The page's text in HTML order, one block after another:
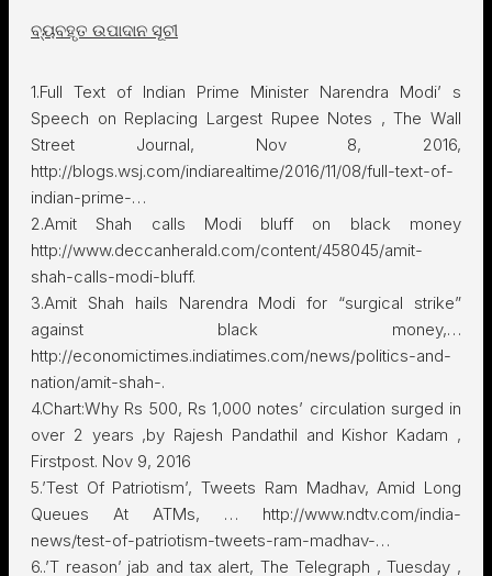
ବ୍ୟବହୃତ ଉପାଦାନ ସୂଚୀ
1.Full Text of Indian Prime Minister Narendra Modi’ s
Speech on Replacing Largest Rupee Notes , The Wall
Street Journal, Nov 8, 2016,
http://blogs.wsj.com/indiarealtime/2016/11/08/full-text-of-
indian-prime-…
2.Amit Shah calls Modi bluff on black money
http://www.deccanherald.com/content/458045/amit-
shah-calls-modi-bluff.
3.Amit Shah hails Narendra Modi for “surgical strike”
against black money,…
http://economictimes.indiatimes.com/news/politics-and-
nation/amit-shah-.
4.Chart:Why Rs 500, Rs 1,000 notes’ circulation surged in
over 2 years ,by Rajesh Pandathil and Kishor Kadam ,
Firstpost. Nov 9, 2016
5.’Test Of Patriotism’, Tweets Ram Madhav, Amid Long
Queues At ATMs, … http://www.ndtv.com/india-
news/test-of-patriotism-tweets-ram-madhav-…
6..’T reason’ jab and tax alert, The Telegraph , Tuesday ,